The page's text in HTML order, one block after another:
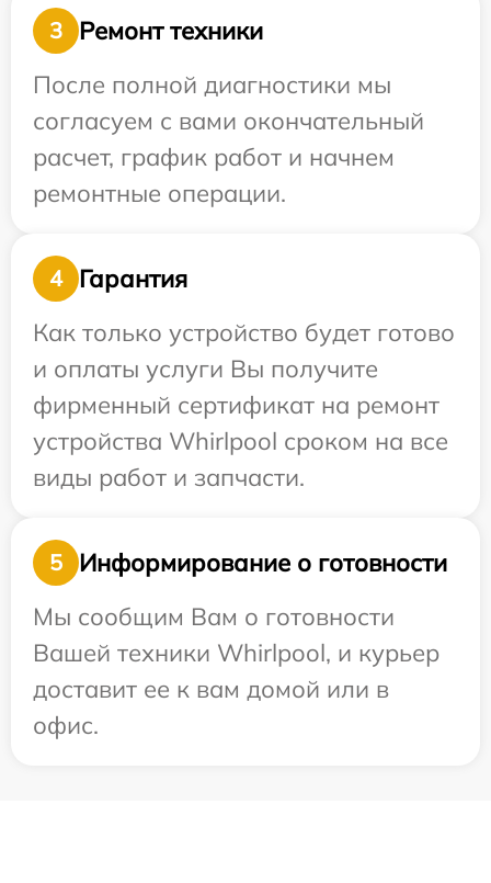
3
Ремонт техники
После полной диагностики мы
согласуем с вами окончательный
расчет, график работ и начнем
ремонтные операции.
4
Гарантия
Как только устройство будет готово
и оплаты услуги Вы получите
фирменный сертификат на ремонт
устройства Whirlpool сроком на все
виды работ и запчасти.
5
Информирование о готовности
Мы сообщим Вам о готовности
Вашей техники Whirlpool, и курьер
доставит ее к вам домой или в
офис.